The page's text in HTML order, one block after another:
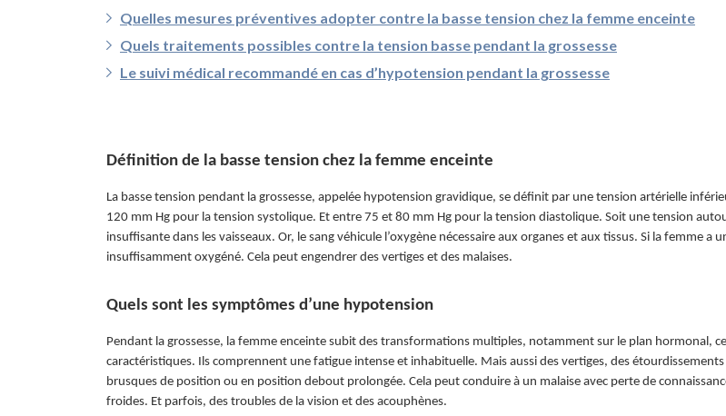
Quelles mesures préventives adopter contre la basse tension chez la femme enceinte
Quels traitements possibles contre la tension basse pendant la grossesse
Le suivi médical recommandé en cas d’hypotension pendant la grossesse
Définition de la basse tension chez la femme enceinte
La basse tension pendant la grossesse, appelée hypotension gravidique, se définit par une tension artérielle
120 mm Hg pour la tension systolique. Et entre 75 et 80 mm Hg pour la tension diastolique. Soit une tension
insuffisante dans les vaisseaux. Or, le sang véhicule l’oxygène nécessaire aux organes et aux tissus. Si la femme
insuffisamment oxygéné. Cela peut engendrer des vertiges et des malaises.
Quels sont les symptômes d’une hypotension
Pendant la grossesse, la femme enceinte subit des transformations multiples, notamment sur le plan hormonal,
caractéristiques. Ils comprennent une fatigue intense et inhabituelle. Mais aussi des vertiges, des
brusques de position ou en position debout prolongée. Cela peut conduire à un malaise avec perte de
froides. Et parfois, des troubles de la vision et des acouphènes.